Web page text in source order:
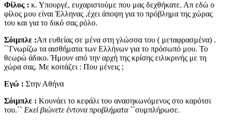
Φίλος : κ. Υπουργέ, ευχαριστούμε που μας δεχθήκατε. Απ εδώ ο
φίλος μου είναι Έλληνας ,έχει άποψη για το πρόβλημα της χώρας
του και για το δικό σας ρόλο.
Σόιμπλε :Απ ευθείας σε μένα στη γλώσσα του ( μεταφρασμένα) .
``Γνωρίζω τα αισθήματα των Ελλήνων για το πρόσωπό μου. Το
θεωρώ άδικο. Ήμουν από την αρχή της κρίσης ειλικρινής με τη
χώρα σας. Με κοιτάζει : Που μένεις ;
Εγώ : Στην Αθήνα
Σόιμπλε : Κουνάει το κεφάλι του ανασηκωνόμενος στο καρότσι
του.`` Εκεί βιώνετε έντονα προβλήματα``συμπλήρωσε.